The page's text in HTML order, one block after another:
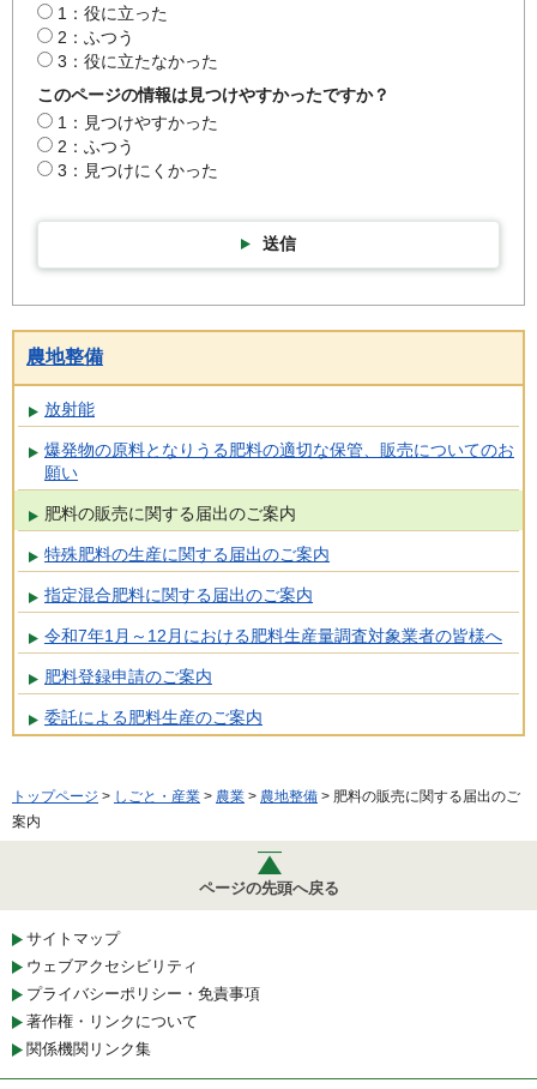
1：役に立った
2：ふつう
3：役に立たなかった
このページの情報は見つけやすかったですか？
1：見つけやすかった
2：ふつう
3：見つけにくかった
送信
農地整備
放射能
爆発物の原料となりうる肥料の適切な保管、販売についてのお
願い
肥料の販売に関する届出のご案内
特殊肥料の生産に関する届出のご案内
指定混合肥料に関する届出のご案内
令和7年1月～12月における肥料生産量調査対象業者の皆様へ
肥料登録申請のご案内
委託による肥料生産のご案内
トップページ > しごと・産業 > 農業 > 農地整備 > 肥料の販売に関する届出のご
案内
ページの先頭へ戻る
サイトマップ
ウェブアクセシビリティ
プライバシーポリシー・免責事項
著作権・リンクについて
関係機関リンク集